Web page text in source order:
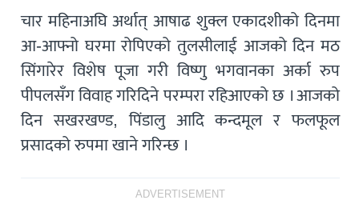
चार महिनाअघि अर्थात् आषाढ शुक्ल एकादशीको दिनमा
आ-आफ्नो घरमा रोपिएको तुलसीलाई आजको दिन मठ
सिंगारेर विशेष पूजा गरी विष्णु भगवानका अर्का रुप
पीपलसँग विवाह गरिदिने परम्परा रहिआएको छ । आजको
दिन सखरखण्ड, पिंडालु आदि कन्दमूल र फलफूल
प्रसादको रुपमा खाने गरिन्छ ।
ADVERTISEMENT